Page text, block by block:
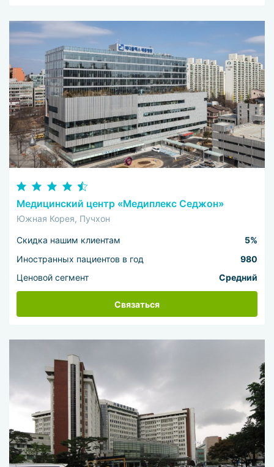
Медицинский центр «Медиплекс Седжон»
Южная Корея, Пучхон
Скидка нашим клиентам
5%
Иностранных пациентов в год
980
Ценовой сегмент
Средний
Связаться